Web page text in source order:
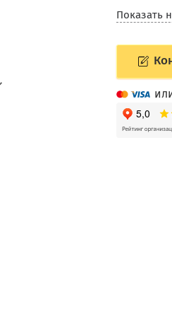
Показать